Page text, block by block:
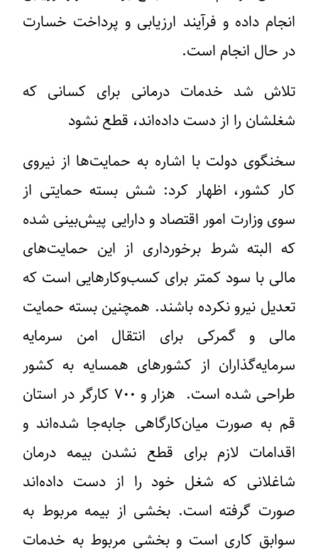
انجام داده و فرآیند ارزیابی و پرداخت خسارت
در حال انجام است.
تلاش شد خدمات درمانی برای کسانی که
شغلشان را از دست داده‌اند، قطع نشود
سخنگوی دولت با اشاره به حمایت‌ها از نیروی
کار کشور، اظهار کرد: شش بسته حمایتی از
سوی وزارت امور اقتصاد و دارایی پیش‌بینی شده
که البته شرط برخورداری از این حمایت‌های
مالی با سود کمتر برای کسب‌وکارهایی است که
تعدیل نیرو نکرده باشند. همچنین بسته‌ حمایت
مالی و گمرکی برای انتقال امن سرمایه
سرمایه‌گذاران از کشورهای همسایه به کشور
طراحی شده است. هزار و ۷۰۰ کارگر در استان
قم به صورت میان‌کارگاهی جابه‌جا شده‌اند و
اقدامات لازم برای قطع نشدن بیمه درمان
شاغلانی که شغل خود را از دست داده‌اند
صورت گرفته است. بخشی از بیمه مربوط به
سوابق کاری است و بخشی مربوط به خدمات